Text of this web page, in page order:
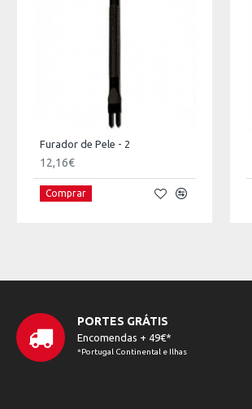
Furador de Pele - 2
12,16€
Comprar
PORTES GRÁTIS
Encomendas + 49€*
*Portugal Continental e Ilhas